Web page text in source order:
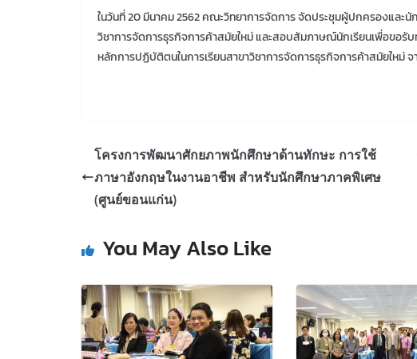
ในวันที่ 20 มีนาคม 2562 คณะวิทยาการจัดการ จัดประชุมผู้ปกครองและ
วิชาการจัดการธุรกิจการค้าสมัยใหม่ และสอบสัมภาษณ์นักเรียนเพื่อขอ
หลักการปฏิบัติตนในการเรียนสาขาวิชาการจัดการธุรกิจการค้าสมัยให
โครงการพัฒนาศักยภาพนักศึกษาด้านทักษะ การใช้
ภาษาอังกฤษในงานอาชีพ สำหรับนักศึกษาภาคพิเศษ
(ศูนย์ขอนแก่น)
You May Also Like